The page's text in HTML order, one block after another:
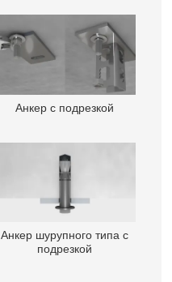
Анкер с подрезкой
Анкер шурупного типа с
подрезкой